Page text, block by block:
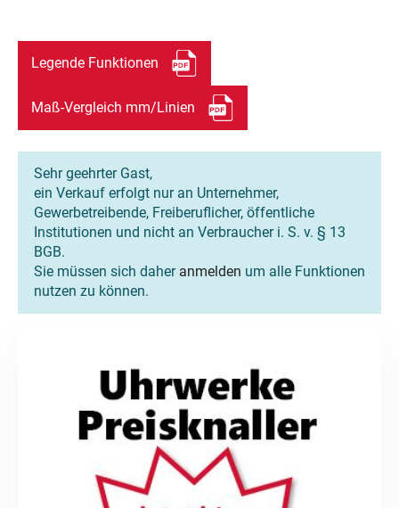
Legende Funktionen
Maß-Vergleich mm/Linien
Sehr geehrter Gast,
ein Verkauf erfolgt nur an Unternehmer,
Gewerbetreibende, Freiberuflicher, öffentliche
Institutionen und nicht an Verbraucher i. S. v. § 13
BGB.
Sie müssen sich daher anmelden um alle Funktionen
nutzen zu können.